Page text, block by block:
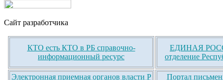
Сайт разработчика
КТО есть КТО в РБ справочно-
информационный ресурс
ЕДИНАЯ
отделение
Электронная приемная органов власти Р
Портал